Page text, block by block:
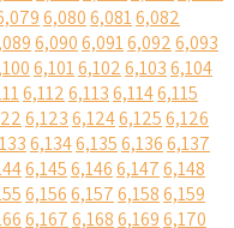
6,0806,0816,082
6,0906,0916,0926,093
6,1016,1026,1036,104
6,1126,1136,1146,115
6,1236,1246,1256,126
6,1346,1356,1366,137
6,1456,1466,1476,148
6,1566,1576,1586,159
6,1676,1686,1696,170